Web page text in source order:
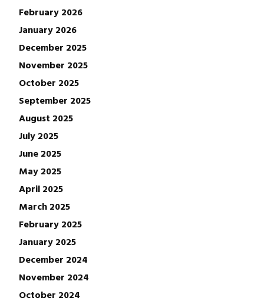
February 2026
January 2026
December 2025
November 2025
October 2025
September 2025
August 2025
July 2025
June 2025
May 2025
April 2025
March 2025
February 2025
January 2025
December 2024
November 2024
October 2024